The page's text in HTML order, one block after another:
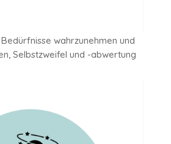
wahrzunehmen und
Selbstzweifel und -abwertung